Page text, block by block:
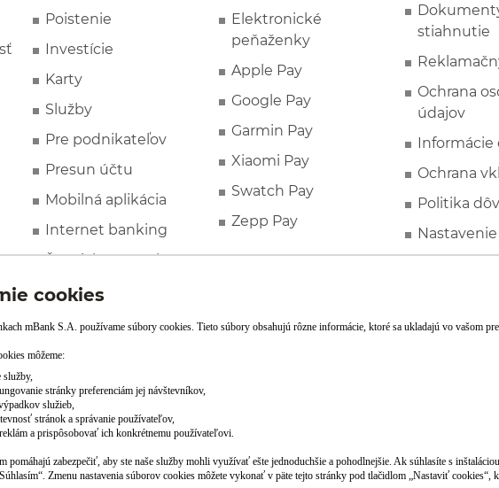
Poistenie
Investície
Karty
Služby
Pre podnikateľov
Presun účtu
Mobilná aplikácia
Internet banking
Špeciálne ponuky
Elektronické
peňaženky
Apple Pay
Google Pay
Garmin Pay
Xiaomi Pay
Swatch Pay
Zepp Pay
stiahnutie
Ochrana
údajov
Informácie
Ochrana
Politika